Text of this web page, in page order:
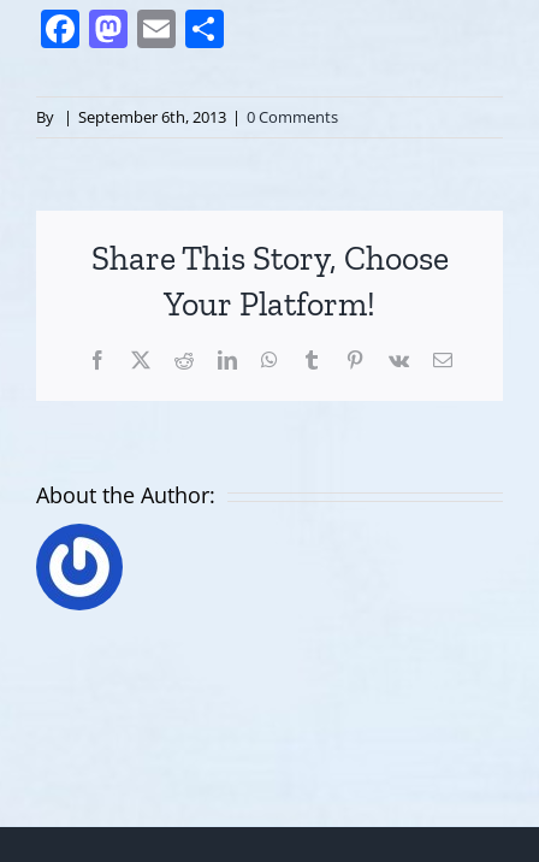
Facebook
Mastodon
Email
By | September 6th, 2013 | 0 Comments
Share This Story, Choose
Your Platform!
Facebook
X RedditLinkedInWhatsApp
TumblrPinterest
Vk Email
About the Author: